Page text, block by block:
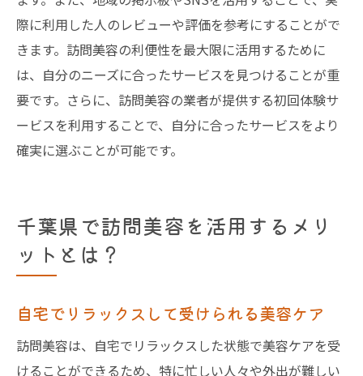
際に利用した人のレビューや評価を参考にすることがで
きます。訪問美容の利便性を最大限に活用するために
は、自分のニーズに合ったサービスを見つけることが重
要です。さらに、訪問美容の業者が提供する初回体験サ
ービスを利用することで、自分に合ったサービスをより
確実に選ぶことが可能です。
千葉県で訪問美容を活用するメリ
ットとは？
自宅でリラックスして受けられる美容ケア
訪問美容は、自宅でリラックスした状態で美容ケアを受
けることができるため、特に忙しい人々や外出が難しい